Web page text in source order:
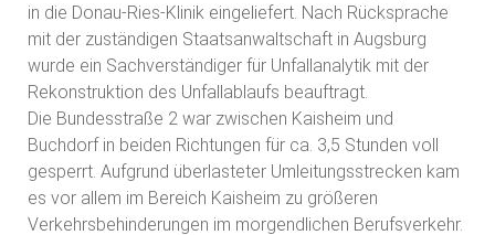
in die Donau-Ries-Klinik eingeliefert. Nach Rücksprache
mit der zuständigen Staatsanwaltschaft in Augsburg
wurde ein Sachverständiger für Unfallanalytik mit der
Rekonstruktion des Unfallablaufs beauftragt.
Die Bundesstraße 2 war zwischen Kaisheim und
Buchdorf in beiden Richtungen für ca. 3,5 Stunden voll
gesperrt. Aufgrund überlasteter Umleitungsstrecken kam
es vor allem im Bereich Kaisheim zu größeren
Verkehrsbehinderungen im morgendlichen Berufsverkehr.